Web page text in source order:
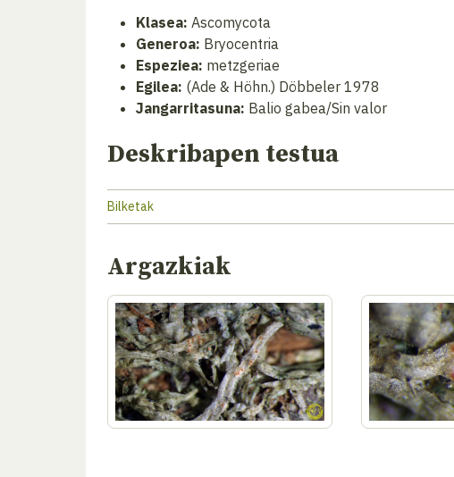
Klasea: Ascomycota
Generoa: Bryocentria
Espeziea: metzgeriae
Egilea: (Ade & Höhn.) Döbbeler 1978
Jangarritasuna: Balio gabea/Sin valor
Deskribapen testua
Bilketak
Argazkiak